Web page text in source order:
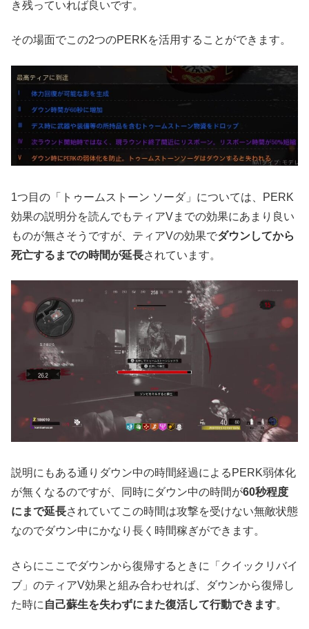
き残っていれば良いです。
その場面でこの2つのPERKを活用することができます。
1つ目の「トゥームストーン ソーダ」については、PERK
効果の説明分を読んでもティアVまでの効果にあまり良い
ものが無さそうですが、ティアVの効果でダウンしてから
死亡するまでの時間が延長されています。
説明にもある通りダウン中の時間経過によるPERK弱体化
が無くなるのですが、同時にダウン中の時間が60秒程度
にまで延長されていてこの時間は攻撃を受けない無敵状態
なのでダウン中にかなり長く時間稼ぎができます。
さらにここでダウンから復帰するときに「クイックリバイ
ブ」のティアV効果と組み合わせれば、ダウンから復帰し
た時に 自己蘇生を失わずにまた復活して行動できます。